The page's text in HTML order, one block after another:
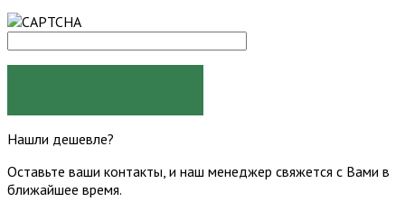
Нашли дешевле?
Оставьте ваши контакты, и наш менеджер свяжется с Вами в
ближайшее время.